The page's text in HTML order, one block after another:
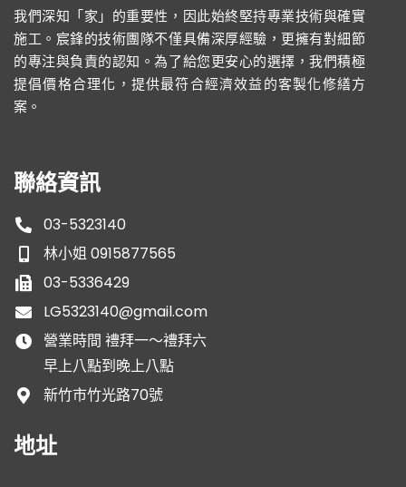
我們深知「家」的重要性，因此始終堅持專業技術與確實
施工。宸鋒的技術團隊不僅具備深厚經驗，更擁有對細節
的專注與負責的認知。為了給您更安心的選擇，我們積極
提倡價格合理化，提供最符合經濟效益的客製化修繕方
案。
聯絡資訊
03-5323140
林小姐 0915877565
03-5336429
LG5323140@gmail.com
營業時間 禮拜一～禮拜六
早上八點到晚上八點
新竹市竹光路70號
地址